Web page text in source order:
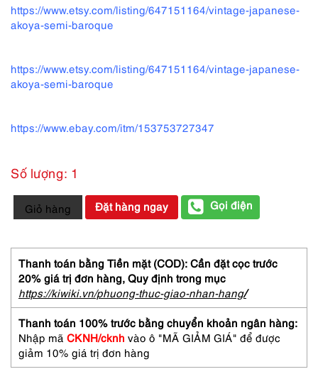
https://www.etsy.com/listing/647151164/vintage-japanese-
akoya-semi-baroque
https://www.etsy.com/listing/647151164/vintage-japanese-
akoya-semi-baroque
https://www.ebay.com/itm/153753727347
Số lượng: 1
2439-
Dây
ngọc
trai-
Seawater
pearl
necklace-
Khá
mới
số
lượng
Giỏ hàng Đặt hàng ngay Gọi điện
Thanh toán bằng Tiền mặt (COD): Cần đặt cọc trước
20% giá trị đơn hàng, Quy định trong mục
https://kiwiki.vn/phuong-thuc-giao-nhan-hang/
Thanh toán 100% trước bằng chuyển khoản ngân hàng:
Nhập mã CKNH/cknh vào ô "MÃ GIẢM GIÁ" để được
giảm 10% giá trị đơn hàng